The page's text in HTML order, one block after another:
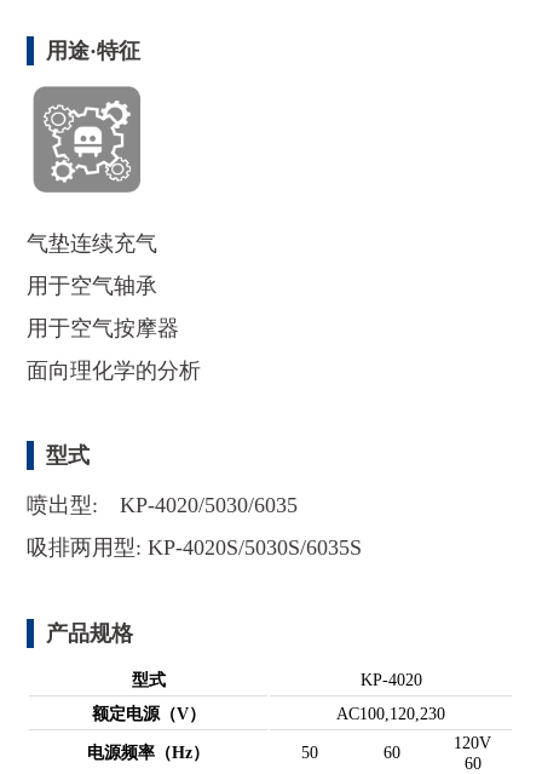
用途·特征
气垫连续充气
用于空气轴承
用于空气按摩器
面向理化学的分析
型式
喷出型: KP-4020/5030/6035
吸排两用型: KP-4020S/5030S/6035S
产品规格
型式
KP-4020
额定电源（V）
AC100,120,230
电源频率（Hz）
50 60
120V
60